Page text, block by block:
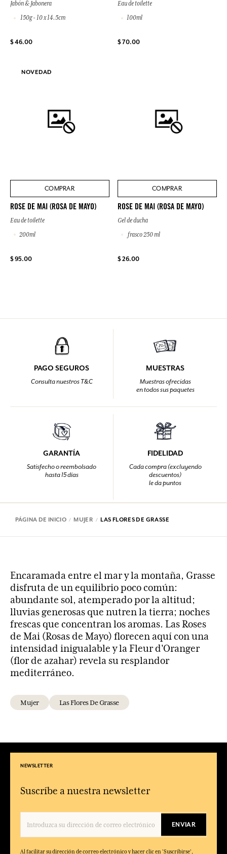
Jabón & Jabonera
150g - 10 x 14.5cm
$ 46.00
Eau de toilette
100ml
$ 70.00
NOVEDAD
COMPRAR
ROSE DE MAI (ROSA DE MAYO)
Eau de toilette
200ml
$ 95.00
COMPRAR
ROSE DE MAI (ROSA DE MAYO)
Gel de ducha
frasco 250 ml
$ 26.00
PAGO SEGUROS
Consulta nuestros T&C
MUESTRAS
Muestras ofrecidas
en todos sus paquetes
GARANTÍA
Satisfecho o reembolsado
hasta 15 días
FIDELIDAD
Cada compra (excluyendo
descuentos)
le da puntos
PÁGINA DE INICIO MUJER LAS FLORES DE GRASSE
Encaramada entre el mar y la montaña, Grasse
disfruta de un equilibrio poco común:
abundante sol, atemperado por la altitud;
lluvias generosas que nutren la tierra; noches
frescas que concentran los aromas. Las Roses
de Mai (Rosas de Mayo) florecen aquí con una
intensidad inigualable y la Fleur d'Oranger
(flor de azahar) revela su resplandor
mediterráneo.
Mujer Las Flores De Grasse
NEWSLETTER
Suscríbe a nuestra newsletter
ENVIAR
Al facilitar su dirección de correo electrónico y hacer clic en 'Suscribirse',